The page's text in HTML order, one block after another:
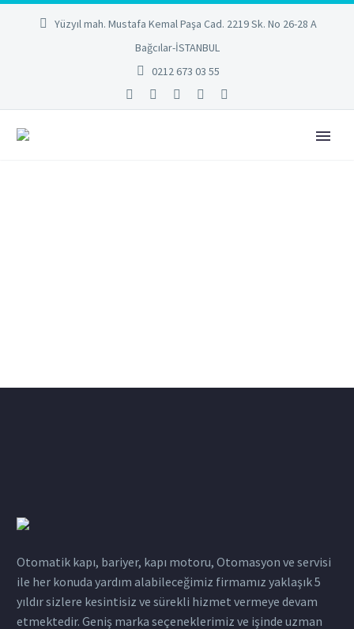
Yüzyıl mah. Mustafa Kemal Paşa Cad. 2219 Sk. No 26-28 A
Bağcılar-İSTANBUL
0212 673 03 55
Otomatik kapı, bariyer, kapı motoru, Otomasyon ve servisi
ile her konuda yardım alabileceğimiz firmamız yaklaşık 5
yıldır sizlere kesintisiz ve sürekli hizmet vermeye devam
etmektedir. Geniş marka seçeneklerimiz ve işinde uzman